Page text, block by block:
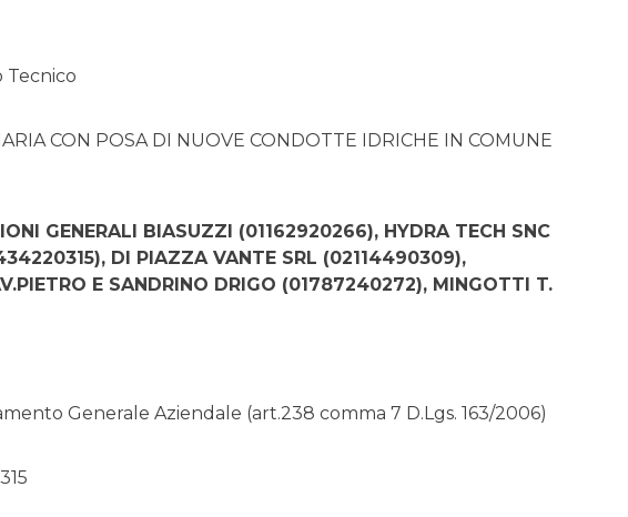
Tecnico
CON POSA DI NUOVE CONDOTTE IDRICHE IN COMUNE
GENERALI BIASUZZI (01162920266), HYDRA TECH SNC
DI PIAZZA VANTE SRL (02114490309),
E SANDRINO DRIGO (01787240272), MINGOTTI T.
Generale Aziendale (art.238 comma 7 D.Lgs. 163/2006)